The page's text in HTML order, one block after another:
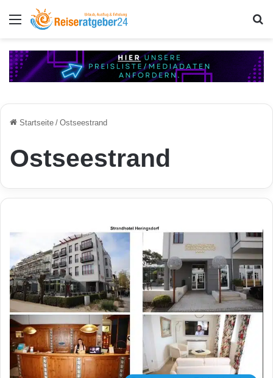
Menü
Startseite / Ostseestrand
Ostseestrand